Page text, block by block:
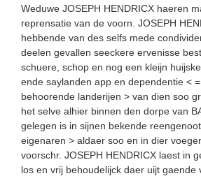
Weduwe JOSEPH HENDRICX haeren
reprensatie van de voorn. JOSEPH
hebbende van des selfs mede
deelen gevallen seeckere ervenisse
schuere, schop en nog een kleijn
ende saylanden app en dependentie <
behoorende landerijen > van dien soo
het selve alhier binnen den dorpe van
gelegen is in sijnen bekende
eigenaren > aldaer soo en in dier
voorschr. JOSEPH HENDRICX laest in
los en vrij behoudelijck daer uijt gaende